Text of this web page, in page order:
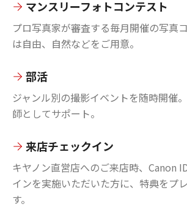
マンスリーフォトコンテスト
プロ写真家が審査する毎月開催の写真
は自由、自然などをご用意。
部活
ジャンル別の撮影イベントを随時開催
師としてサポート。
来店チェックイン
キヤノン直営店へのご来店時、Canon
インを実施いただいた方に、特典をプ
す。